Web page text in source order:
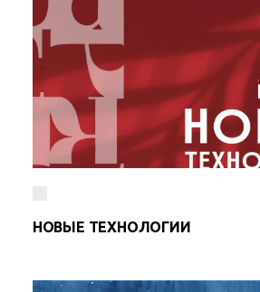
НОВЫЕ ТЕХНОЛОГИИ